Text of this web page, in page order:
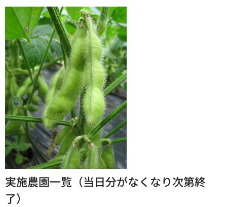
実施農園一覧（当日分がなくなり次第終
了）